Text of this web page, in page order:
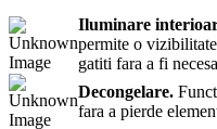
Iluminare
permite o
gatiti fara a fi
Decongelare.
fara a pierde